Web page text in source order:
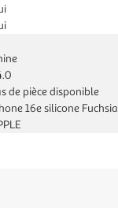
de pièce disponible
16e silicone Fuchsia